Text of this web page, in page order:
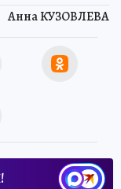
Анна КУЗОВЛЕВА